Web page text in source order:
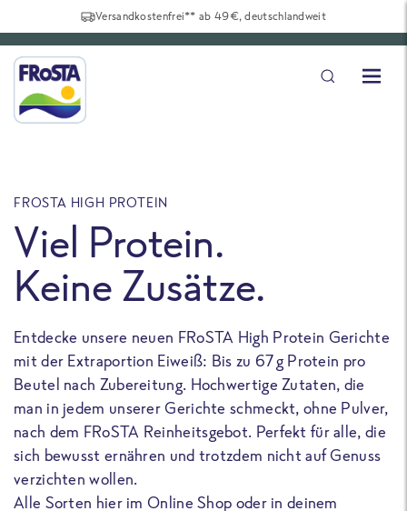
Versandkostenfrei** ab 49€, deutschlandweit
FROSTA HIGH PROTEIN
Viel Protein.
Keine Zusätze.
Entdecke unsere neuen FRoSTA High Protein Gerichte
mit der Extraportion Eiweiß: Bis zu 67 g Protein pro
Beutel nach Zubereitung. Hochwertige Zutaten, die
man in jedem unserer Gerichte schmeckt, ohne Pulver,
nach dem FRoSTA Reinheitsgebot. Perfekt für alle, die
sich bewusst ernähren und trotzdem nicht auf Genuss
verzichten wollen.
Alle Sorten hier im Online Shop oder in deinem